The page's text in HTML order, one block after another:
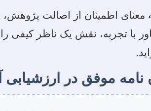
معنای اطمینان از اصالت
با تجربه، نقش یک ناظر
نامه موفق در